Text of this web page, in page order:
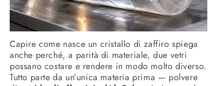
Capire come nasce un cristallo di zaffiro spiega
anche perché, a parità di materiale, due vetri
possano costare e rendere in modo molto diverso.
Tutto parte da un’unica materia prima — polvere